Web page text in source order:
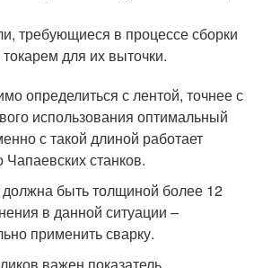
требующиеся в процессе сборки
для их выточки.
определиться с лентой, точнее с
использования оптимальный
с такой длиной работает
станков.
быть толщиной более 12
в данной ситуации –
применить сварку.